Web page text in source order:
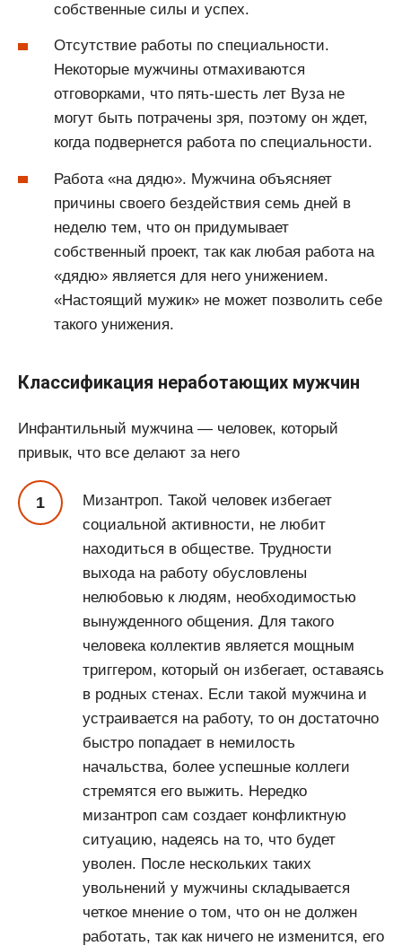
собственные силы и успех.
Отсутствие работы по специальности.
Некоторые мужчины отмахиваются
отговорками, что пять-шесть лет Вуза не
могут быть потрачены зря, поэтому он ждет,
когда подвернется работа по специальности.
Работа «на дядю». Мужчина объясняет
причины своего бездействия семь дней в
неделю тем, что он придумывает
собственный проект, так как любая работа на
«дядю» является для него унижением.
«Настоящий мужик» не может позволить себе
такого унижения.
Классификация неработающих мужчин
Инфантильный мужчина — человек, который
привык, что все делают за него
Мизантроп. Такой человек избегает
социальной активности, не любит
находиться в обществе. Трудности
выхода на работу обусловлены
нелюбовью к людям, необходимостью
вынужденного общения. Для такого
человека коллектив является мощным
триггером, который он избегает, оставаясь
в родных стенах. Если такой мужчина и
устраивается на работу, то он достаточно
быстро попадает в немилость
начальства, более успешные коллеги
стремятся его выжить. Нередко
мизантроп сам создает конфликтную
ситуацию, надеясь на то, что будет
уволен. После нескольких таких
увольнений у мужчины складывается
четкое мнение о том, что он не должен
работать, так как ничего не изменится, его